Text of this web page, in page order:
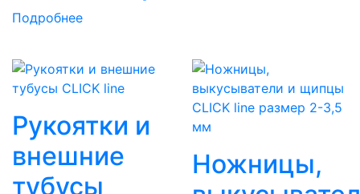
Подробнее
Рукоятки и
внешние
тубусы
Ножницы,